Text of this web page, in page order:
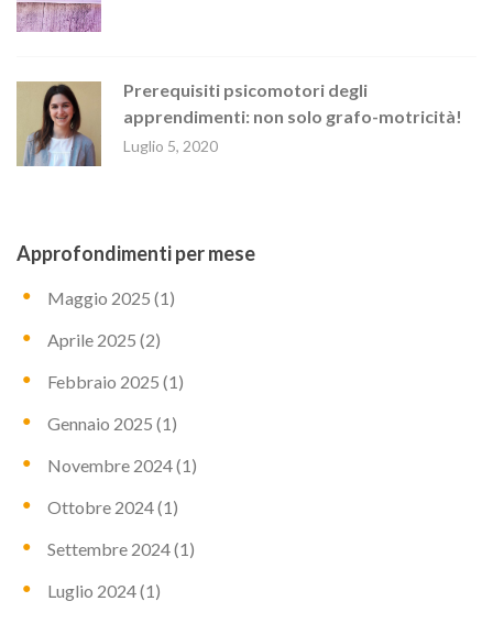
Prerequisiti psicomotori degli
apprendimenti: non solo grafo-motricità!
Luglio 5, 2020
Approfondimenti per mese
Maggio 2025 (1)
Aprile 2025 (2)
Febbraio 2025 (1)
Gennaio 2025 (1)
Novembre 2024(1)
Ottobre 2024(1)
Settembre 2024(1)
Luglio 2024(1)